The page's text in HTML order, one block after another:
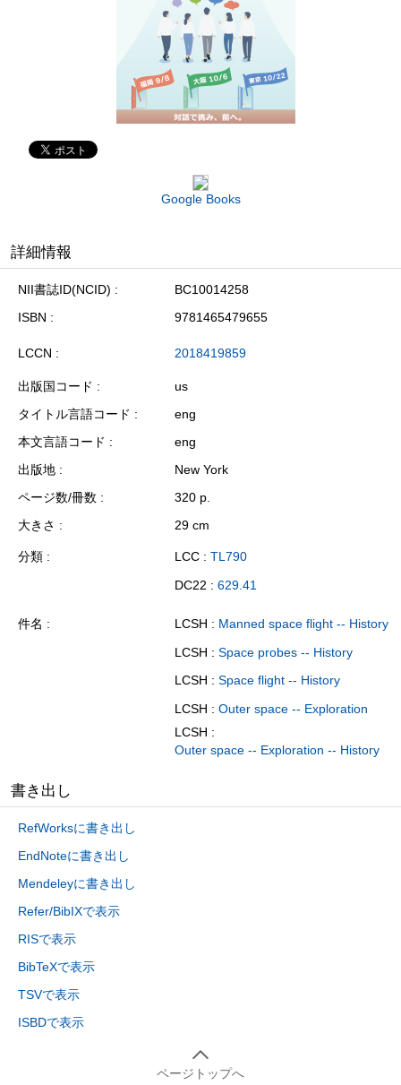
Google Books
詳細情報
NII書誌ID(NCID)
BC10014258
ISBN
9781465479655
LCCN 2018419859
出版国コード
us
タイトル言語コード
eng
本文言語コード
eng
出版地
New York
ページ数/冊数
320 p.
大きさ
29 cm
分類 LCC : TL790
DC22 : 629.41
件名 LCSH : Manned space flight -- History
LCSH : Space probes -- History
LCSH : Space flight -- History
LCSH : Outer space -- Exploration
LCSH :
Outer space -- Exploration -- History
書き出し
RefWorksに書き出し
EndNoteに書き出し
Mendeleyに書き出し
Refer/BibIXで表示
RISで表示
BibTeXで表示
TSVで表示
ISBDで表示
ページトップへ